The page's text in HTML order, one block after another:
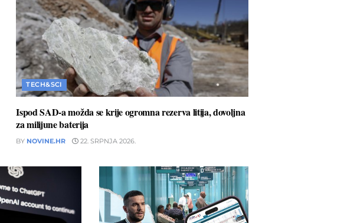
TECH&SCI
Ispod SAD-a možda se krije ogromna rezerva litija, dovoljna
za milijune baterija
BY NOVINE.HR 22. SRPNJA 2026.